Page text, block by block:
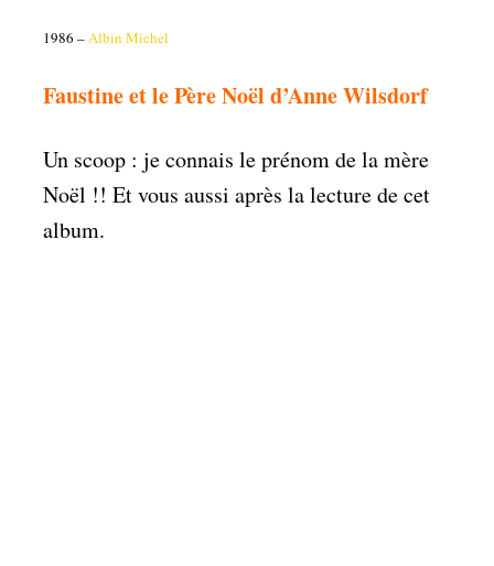
1986 –Albin Michel
Faustine et le Père Noël d’Anne Wilsdorf
Un scoop : je connais le prénom de la mère
Noël !! Et vous aussi après la lecture de cet
album.